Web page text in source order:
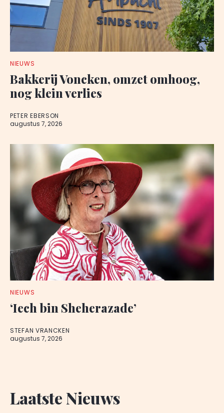
NIEUWS
Bakkerij Voncken, omzet omhoog,
nog klein verlies
PETER EBERSON
augustus 7, 2026
NIEUWS
‘Iech bin Sheherazade’
STEFAN VRANCKEN
augustus 7, 2026
Laatste Nieuws